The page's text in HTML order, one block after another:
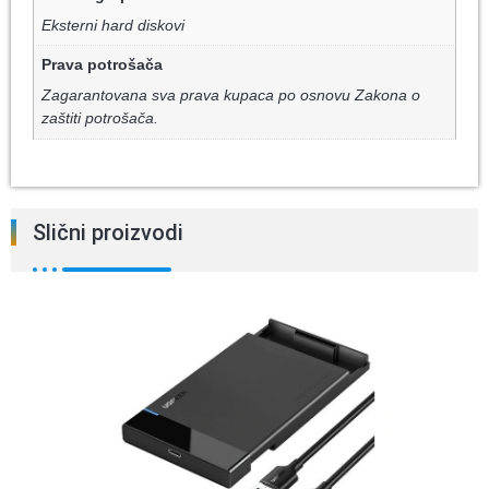
Eksterni hard diskovi
Prava potrošača
Zagarantovana sva prava kupaca po osnovu Zakona o
zaštiti potrošača.
Slični proizvodi